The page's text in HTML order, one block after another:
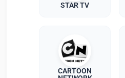
STAR TV
CARTOON